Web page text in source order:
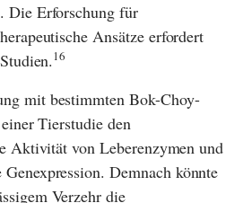
Die Erforschung für
Ansätze erfordert
16
mit bestimmten Bok-Choy-
Tierstudie den
Aktivität von Leberenzymen und
Demnach könnte
Verzehr die